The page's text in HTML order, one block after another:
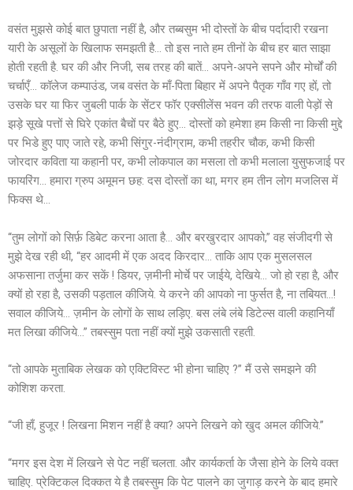
वसंत मुझसे कोई बात छुपाता नहीं है, और तब्बसुम भी दोस्तों के बीच पर्दादारी रखना
यारी के असूलों के खिलाफ समझती है… तो इस नाते हम तीनों के बीच हर बात साझा
होती रहती है. घर की और निजी, सब तरह की बातें… अपने-अपने सपने और मोर्चों की
चर्चाएँ… कॉलेज कम्पाउंड, जब वसंत के माँ-पिता बिहार में अपने पैतृक गाँव गए हों, तो
उसके घर या फिर जुबली पार्क के सेंटर फॉर एक्सीलेंस भवन की तरफ वाली पेड़ों से
झड़े सूखे पत्तों से घिरे एकांत बैचों पर बैठे हुए… दोस्तों को हमेशा हम किसी ना किसी मुद्दे
पर भिडे हुए पाए जाते रहे, कभी सिंगुर-नंदीग्राम, कभी तहरीर चौक, कभी किसी
जोरदार कविता या कहानी पर, कभी लोकपाल का मसला तो कभी मलाला युसुफजाई पर
फायरिंग… हमारा ग्रुप अमूमन छह: दस दोस्तों का था, मगर हम तीन लोग मजलिस में
फिक्स थे…
“तुम लोगों को सिर्फ़ डिबेट करना आता है… और बरखुरदार आपको,” वह संजीदगी से
मुझे देख रही थी, “हर आदमी में एक अदद किरदार… ताकि आप एक मुसलसल
अफसाना तर्जुमा कर सकें ! डियर, ज़मीनी मोर्चे पर जाईये, देखिये… जो हो रहा है, और
क्यों हो रहा है, उसकी पड़ताल कीजिये. ये करने की आपको ना फुर्सत है, ना तबियत…!
सवाल कीजिये… ज़मीन के लोगों के साथ लड़िए. बस लंबे लंबे डिटेल्स वाली कहानियाँ
मत लिखा कीजिये…” तबस्सुम पता नहीं क्यों मुझे उकसाती रहती.
“तो आपके मुताबिक लेखक को एक्टिविस्ट भी होना चाहिए ?” मैं उसे समझने की
कोशिश करता.
“जी हाँ, हुजूर ! लिखना मिशन नहीं है क्या? अपने लिखने को खुद अमल कीजिये.”
“मगर इस देश में लिखने से पेट नहीं चलता. और कार्यकर्ता के जैसा होने के लिये वक्त
चाहिए. प्रेक्टिकल दिक्कत ये है तबस्सुम कि पेट पालने का जुगाड़ करने के बाद हमारे